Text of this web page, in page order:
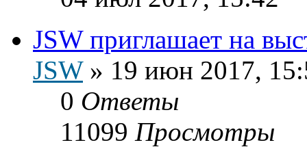
JSW приглашает на
JSW» 19 июн 2017,
0 Ответы
11099 Просмотры